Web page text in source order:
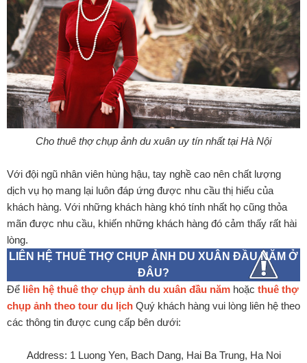
Cho thuê thợ chụp ảnh du xuân uy tín nhất tại Hà Nội
Với đội ngũ nhân viên hùng hậu, tay nghề cao nên chất lượng
dịch vụ họ mang lại luôn đáp ứng được nhu cầu thị hiếu của
khách hàng. Với những khách hàng khó tính nhất họ cũng thỏa
mãn được nhu cầu, khiến những khách hàng đó cảm thấy rất hài
lòng.
LIÊN HỆ THUÊ THỢ CHỤP ẢNH DU XUÂN ĐẦU NĂM Ở
ĐÂU?
Để liên hệ thuê thợ chụp ảnh du xuân đầu năm hoặc thuê thợ
chụp ảnh theo tour du lịch Quý khách hàng vui lòng liên hệ theo
các thông tin được cung cấp bên dưới:
Address: 1 Luong Yen, Bach Dang, Hai Ba Trung, Ha Noi